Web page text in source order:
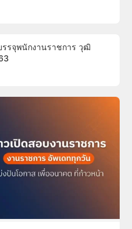
รจุพนักงานราชการ วุฒิ